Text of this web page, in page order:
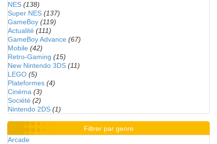
NES (138)
Super NES (137)
GameBoy (119)
Actualité (111)
GameBoy Advance (67)
Mobile (42)
Retro-Gaming (15)
New Nintendo 3DS (11)
LEGO (5)
Plateformes (4)
Cinéma (3)
Société (2)
Nintendo 2DS (1)
Filtrer par genre
Arcade